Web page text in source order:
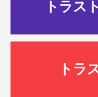
トラス
トラ